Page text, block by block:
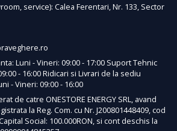
service): Calea Ferentari, Nr. 133, Sector
Luni - Vineri: 09:00 - 17:00 Suport Tehnic
- 16:00 Ridicari si Livrari de la sediu
- Vineri: 09:00 - 16:00
de catre ONESTORE ENERGY SRL, avand
la Reg. Com. cu Nr. J200801448409, cod
Social: 100.000RON, si cont deschis la